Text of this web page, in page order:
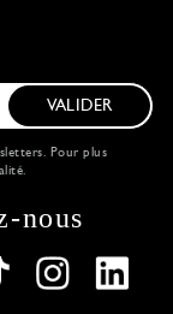
VALIDER
Pour plus
.
nous